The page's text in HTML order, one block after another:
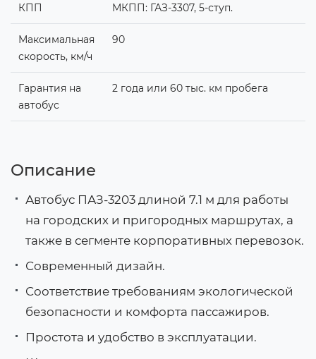
КПП МКПП: ГАЗ-3307, 5-ступ.
Максимальная
скорость, км/ч
90
Гарантия на
автобус
2 года или 60 тыс. км пробега
Описание
Автобус ПАЗ-3203 длиной 7.1 м для работы
на городских и пригородных маршрутах, а
также в сегменте корпоративных перевозок.
Современный дизайн.
Соответствие требованиям экологической
безопасности и комфорта пассажиров.
Простота и удобство в эксплуатации.